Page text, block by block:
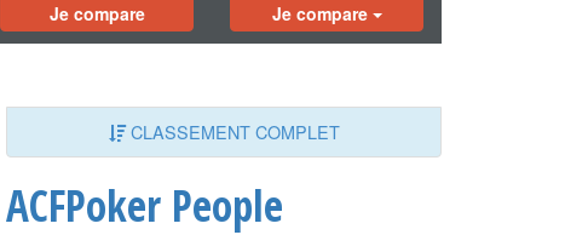
Je compare Je compare
CLASSEMENT COMPLET
ACFPoker People